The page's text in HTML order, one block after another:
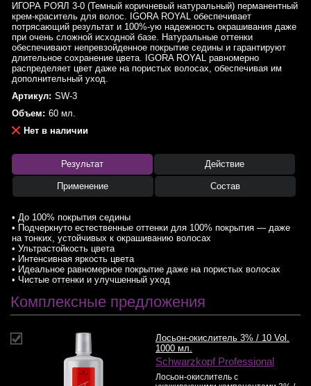
ИГОРА РОЯЛ 3-0 (Темный коричневый натуральный) перманентный
крем-краситель для волос. IGORA ROYAL обеспечивает
потрясающий результат и 100%-ую надежность окрашивания даже
при очень сложной исходной базе. Натуральные оттенки
обеспечивают непревзойденное покрытие седины и гарантируют
длительное сохранение цвета. IGORA ROYAL равномерно
распределяет цвет даже на пористых волосах, обеспечивая им
дополнительный уход.
Артикул: SW-3
Объем: 60 мл.
Нет в наличии
Результат Действие
Применение Состав
• До 100% покрытия седины
• Подчеркнуто естественные оттенки для 100% покрытия — даже
на тонких, устойчивых к окрашиванию волосах
• Ультрастойкость цвета
• Интенсивная яркость цвета
• Идеальное равномерное покрытие даже на пористых волосах
• Чистые оттенки и улучшенный уход
Комплексные предложения
Лосьон-окислитель 3% / 10 Vol.
1000 мл.
Schwarzkopf Professional
Лосьон-окислитель с